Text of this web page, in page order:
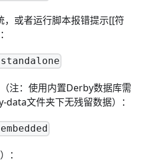
或者运行脚本报错提示[[符
注：使用内置Derby数据库需
文件夹下无残留数据）：
：